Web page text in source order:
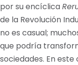
por su encíclica
de la Revolución
no es casual;
que podría
sociedades. En